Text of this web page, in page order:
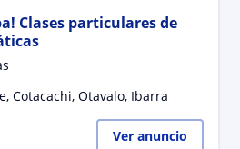
Clases particulares de
Cotacachi, Otavalo, Ibarra
Ver anuncio